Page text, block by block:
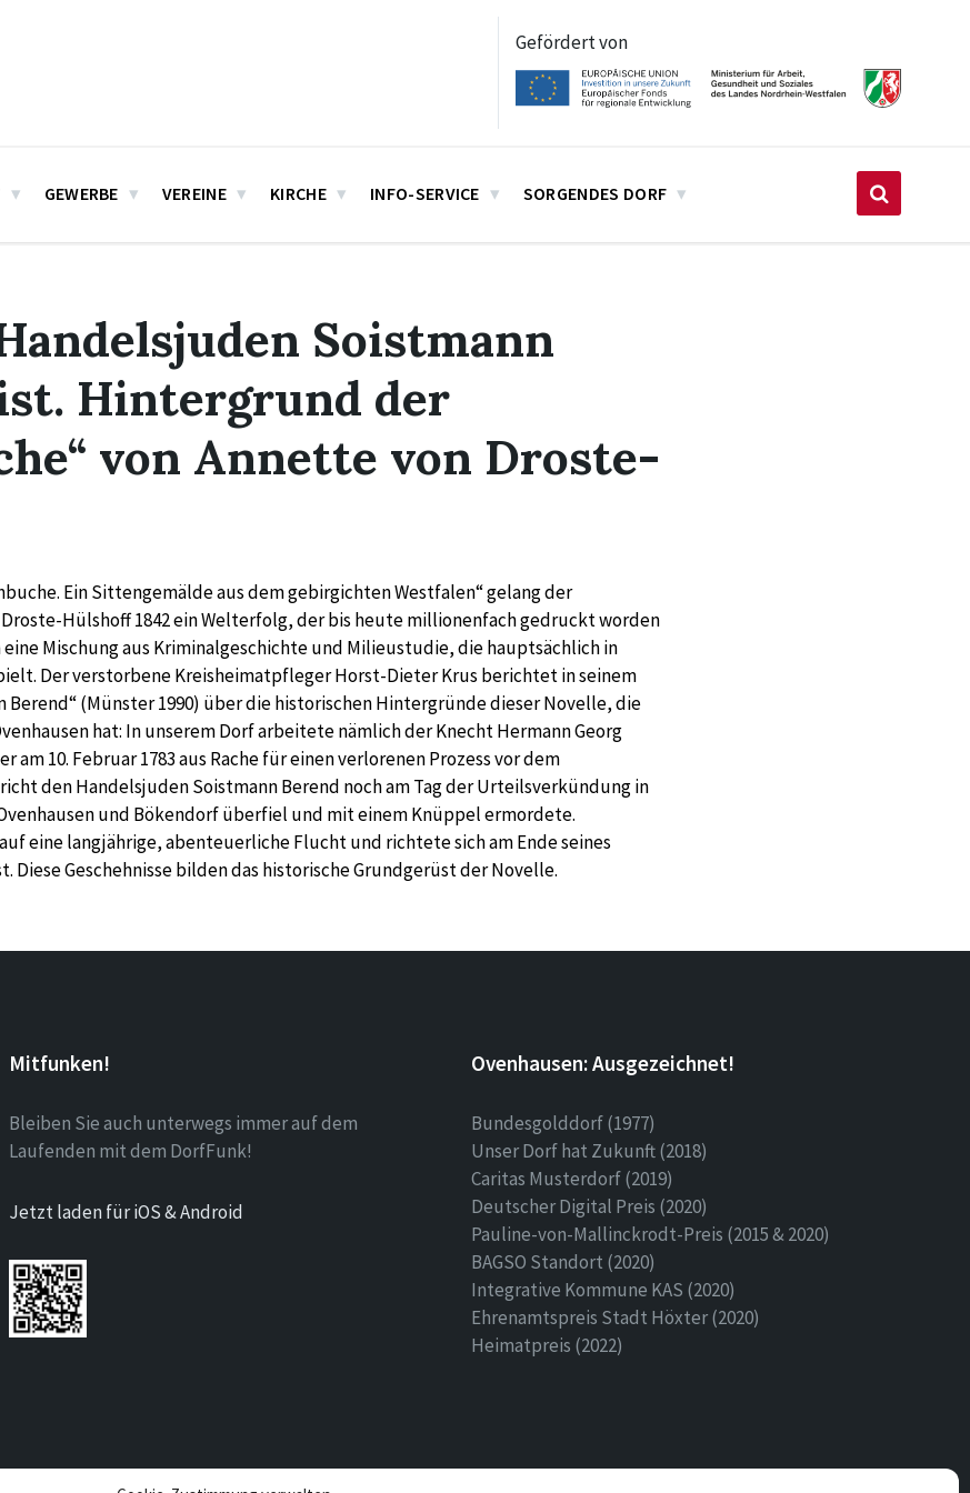
Gefördert von
GEWERBE VEREINE KIRCHE INFO-SERVICE SORGENDES DORF
Soistmann
Hintergrund der
von Annette von Droste-
Ein Sittengemälde aus dem gebirgichten Westfalen“ gelang der
Hülshoff 1842 ein Welterfolg, der bis heute millionenfach gedruckt worden
eine Mischung aus Kriminalgeschichte und Milieustudie, die hauptsächlich in
Der verstorbene Kreisheimatpfleger Horst-Dieter Krus berichtet in seinem
Berend“ (Münster 1990) über die historischen Hintergründe dieser Novelle, die
hat: In unserem Dorf arbeitete nämlich der Knecht Hermann Georg
am 10. Februar 1783 aus Rache für einen verlorenen Prozess vor dem
den Handelsjuden Soistmann Berend noch am Tag der Urteilsverkündung in
und Bökendorf überfiel und mit einem Knüppel ermordete.
eine langjährige, abenteuerliche Flucht und richtete sich am Ende seines
Diese Geschehnisse bilden das historische Grundgerüst der Novelle.
Mitfunken!
Bleiben Sie auch unterwegs immer auf dem
Laufenden mit dem DorfFunk!
Jetzt laden für iOS & Android
Ovenhausen: Ausgezeichnet!
Bundesgolddorf (1977)
Unser Dorf hat Zukunft (2018)
Caritas Musterdorf (2019)
Deutscher Digital Preis (2020)
Pauline-von-Mallinckrodt-Preis (2015 & 2020)
BAGSO Standort (2020)
Integrative Kommune KAS (2020)
Ehrenamtspreis Stadt Höxter (2020)
Heimatpreis (2022)